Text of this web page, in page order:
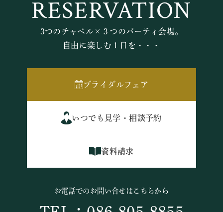
RESERVATION
3つのチャペル×３つのパーティ会場。
自由に楽しむ１日を・・・
ブライダルフェア
いつでも見学・相談予約
資料請求
お電話でのお問い合せはこちらから